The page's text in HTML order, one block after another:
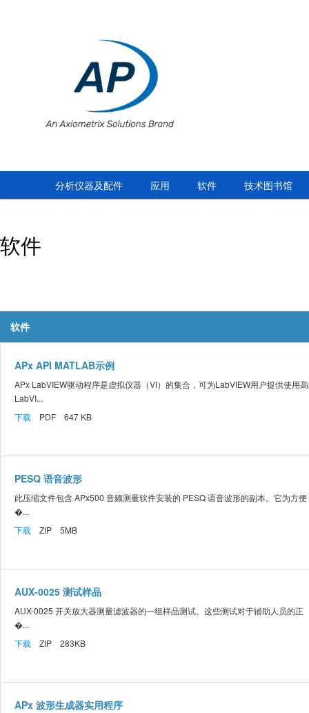
分析仪器及配件 应用 软件 技术图书馆
软件
软件
APx API MATLAB示例
APx LabVIEW驱动程序是虚拟仪器（VI）的集合，可为LabVIEW用户提供使用
LabVI...
下载 PDF 647 KB
PESQ 语音波形
此压缩文件包含 APx500 音频测量软件安装的 PESQ 语音波形的副本。它为方便
�...
下载 ZIP 5MB
AUX-0025 测试样品
AUX-0025 开关放大器测量滤波器的一组样品测试。这些测试对于辅助人员的正
�...
下载 ZIP 283KB
APx 波形生成器实用程序